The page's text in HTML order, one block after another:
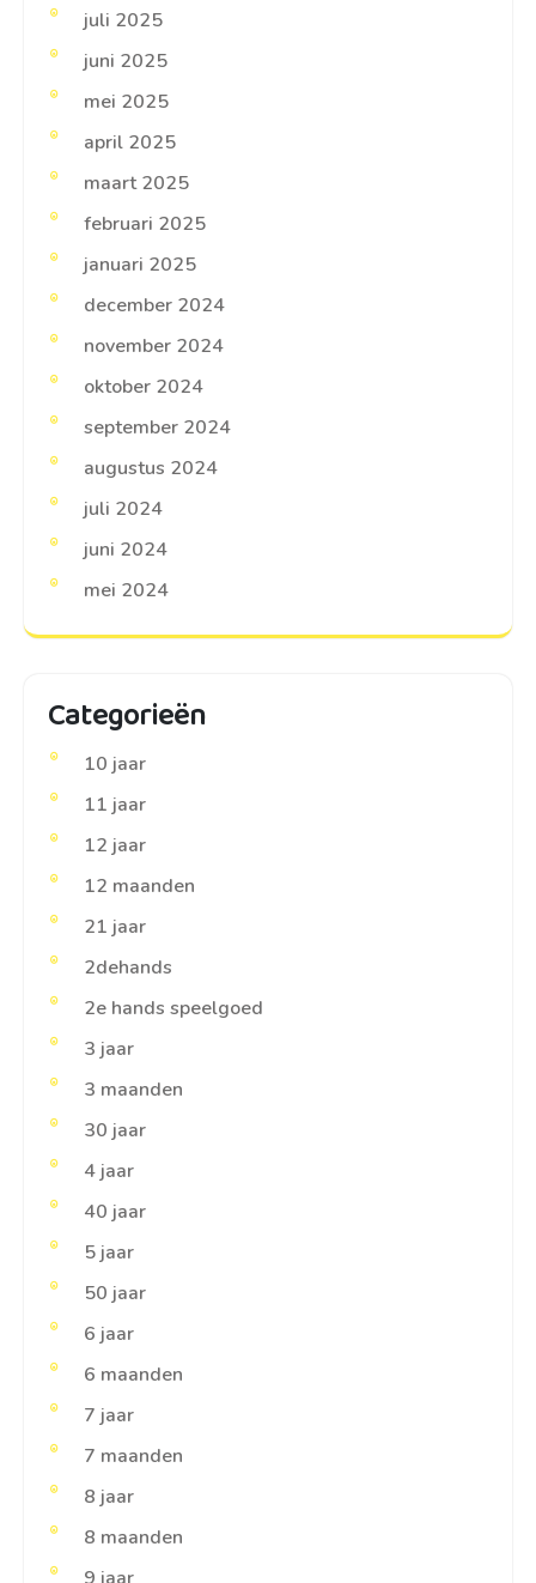
juli 2025
juni 2025
mei 2025
april 2025
maart 2025
februari 2025
januari 2025
december 2024
november 2024
oktober 2024
september 2024
augustus 2024
juli 2024
juni 2024
mei 2024
Categorieën
10 jaar
11 jaar
12 jaar
12 maanden
21 jaar
2dehands
2e hands speelgoed
3 jaar
3 maanden
30 jaar
4 jaar
40 jaar
5 jaar
50 jaar
6 jaar
6 maanden
7 jaar
7 maanden
8 jaar
8 maanden